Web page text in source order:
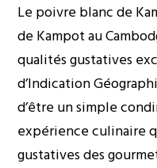
Le poivre blanc de
de Kampot au
qualités gustatives
d’Indication
d’être un simple
expérience culinaire
gustatives des